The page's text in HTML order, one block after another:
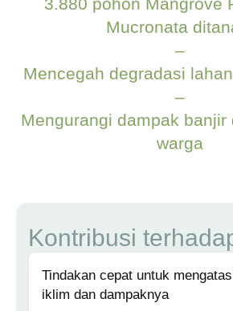
Mucronata
–
Mencegah degradasi
–
Mengurangi dampak banjir
warga
Kontribusi
Tindakan cepat untuk
iklim dan dampaknya